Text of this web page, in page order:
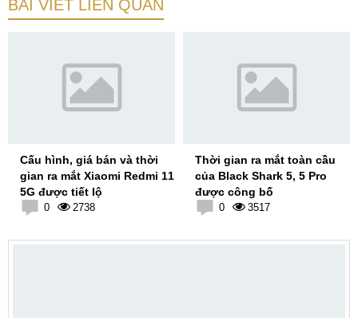
BÀI VIẾT LIÊN QUAN
Cấu hình, giá bán và thời
gian ra mắt Xiaomi Redmi 11
5G được tiết lộ
0 2738
Thời gian ra mắt toàn cầu
của Black Shark 5, 5 Pro
được công bố
0 3517